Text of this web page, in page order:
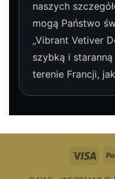
naszych
mogą Państwo
„Vibrant Vetiver
szybką i
terenie Francji,
Wiza